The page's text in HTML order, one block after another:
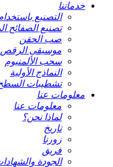
خدماتنا
التصنيع
تصنيع الصفائح
صب الحقن
موسيقى الرقص
سحب الألمنيوم
النماذج الأولية
تشطيبات
معلومات عنا
معلومات عنا
لماذا نحن؟
تاريخ
زورنا
فريق
الجودة